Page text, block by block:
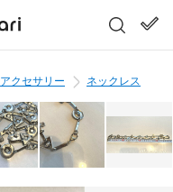
アクセサリー ネックレス